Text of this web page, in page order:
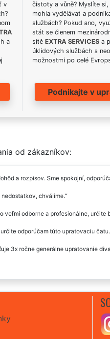
v
a
čistoty a vůně? Myslíte
mohla vydělávat a
službách? Pokud ano,
stát se členem
sítě EXTRA SERVICESa
úklidových službách s
možnostmi po celé
Podnikajte v
od zákazníkov:
a rozpisov. Sme spokojní,
chválime.
veľmi odborne a profesionálne,
odporúčam túto upratovaciu čatu.
3x ročne generálne upratovanie